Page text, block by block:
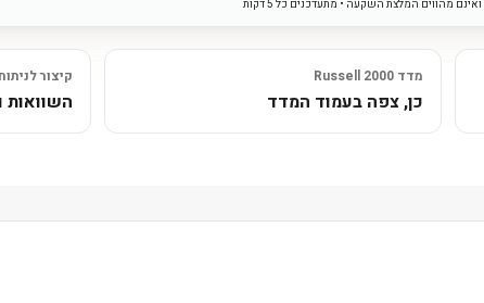
מהווים המלצת השקעה • מתעדכנים כל 5 דקות
מדד Russell 2000
כן, צפה בעמוד המדד
קיצור לניתוח
השוואות